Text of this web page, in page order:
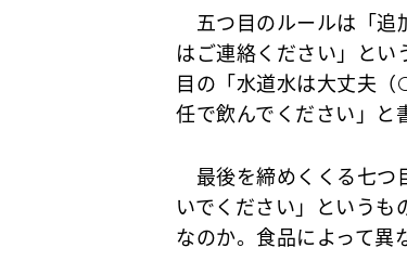
五つ目のルールは「追
はご連絡ください」と
目の「水道水は大丈夫
任で飲んでください」と
最後を締めくくる七つ
いでください」という
なのか。食品によって異